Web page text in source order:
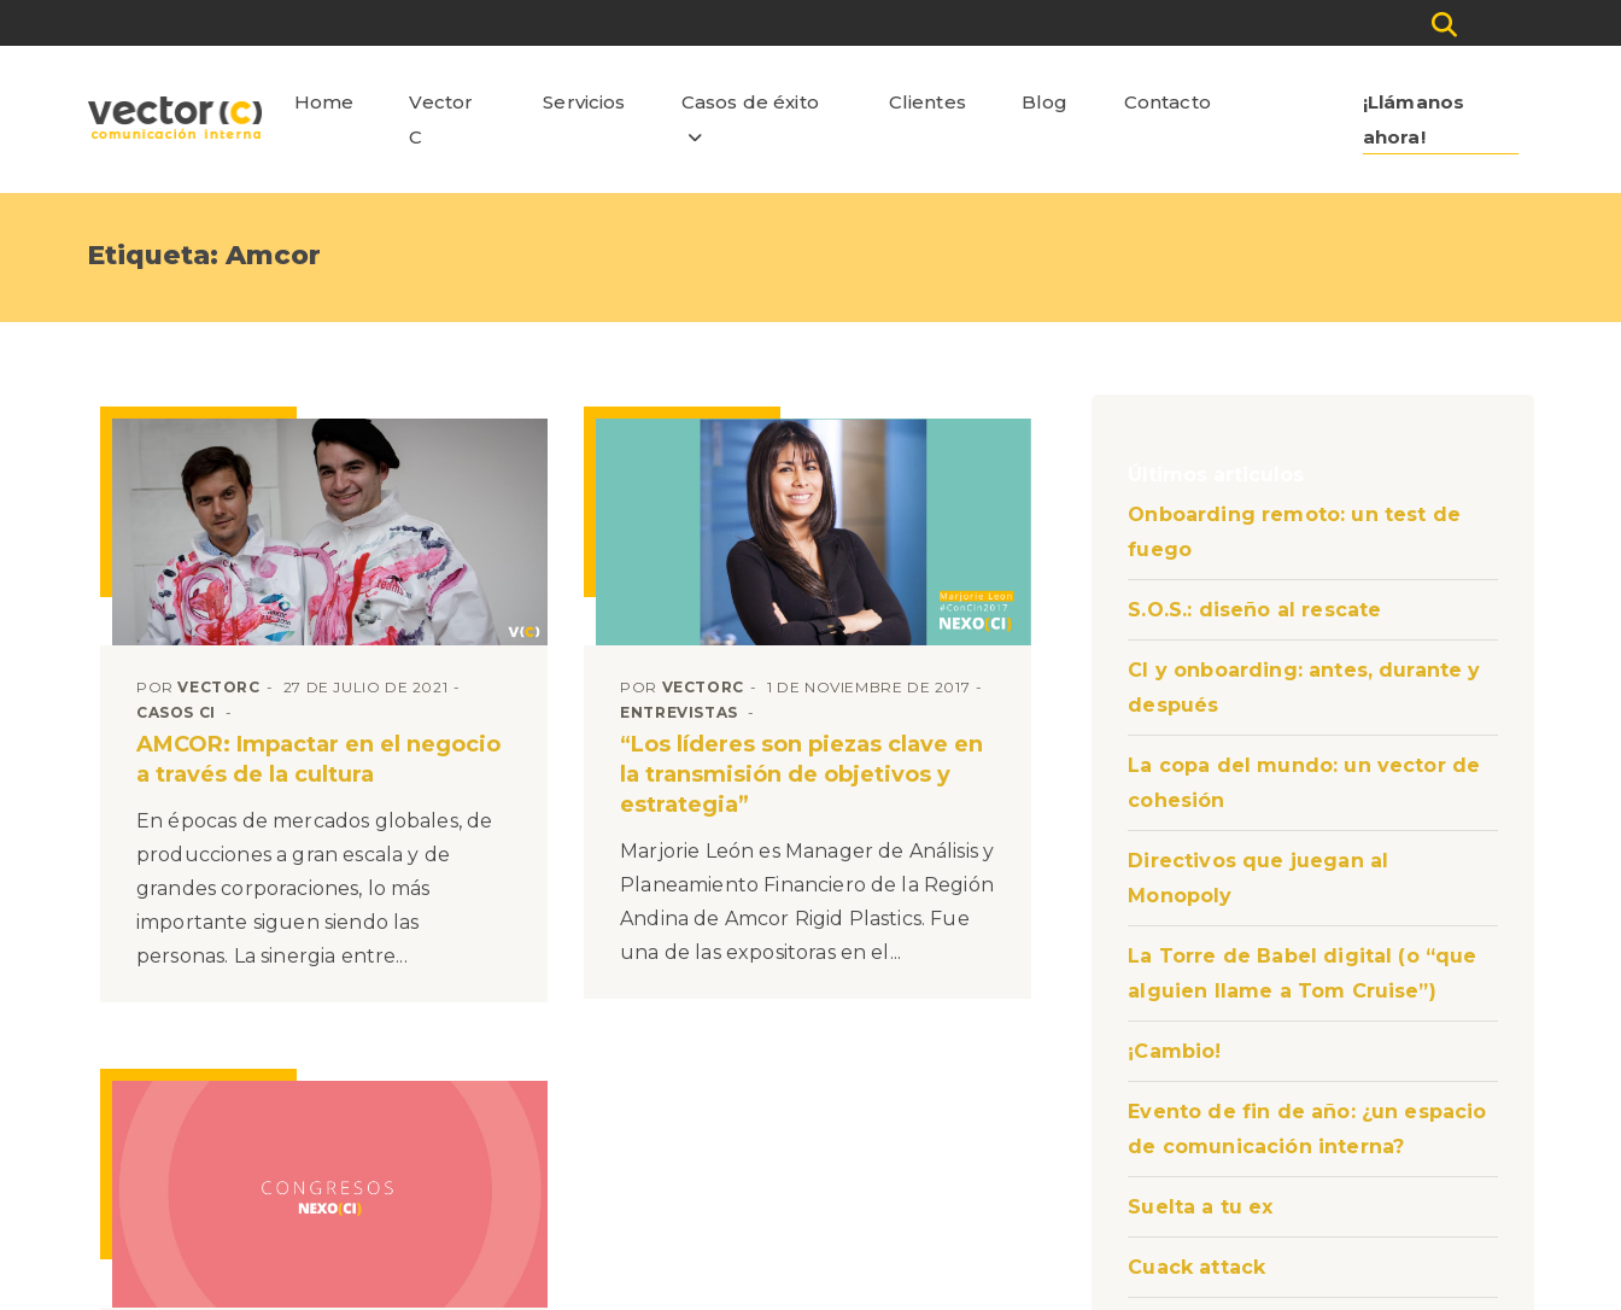
Home
Vector
C
Servicios Casos de éxito Clientes Blog Contacto
¡Llámanos
ahora!
Etiqueta: Amcor
PORVECTORC
27 DE JULIO DE 2021
CASOS CI
AMCOR: Impactar en el negocio
a través de la cultura
En épocas de mercados globales, de
producciones a gran escala y de
grandes corporaciones, lo más
importante siguen siendo las
personas. La sinergia entre...
POR VECTORC
1 DE NOVIEMBRE DE 2017
ENTREVISTAS
“Los líderes son piezas clave en
la transmisión de objetivos y
estrategia”
Marjorie León es Manager de Análisis y
Planeamiento Financiero de la Región
Andina de Amcor Rigid Plastics. Fue
una de las expositoras en el...
Onboarding remoto: un test de
fuego
S.O.S.: diseño al rescate
CI y onboarding: antes, durante y
después
La copa del mundo: un vector de
cohesión
Directivos que juegan al
Monopoly
La Torre de Babel digital (o “que
alguien llame a Tom Cruise”)
¡Cambio!
Evento de fin de año: ¿un espacio
de comunicación interna?
Suelta a tu ex
Cuack attack